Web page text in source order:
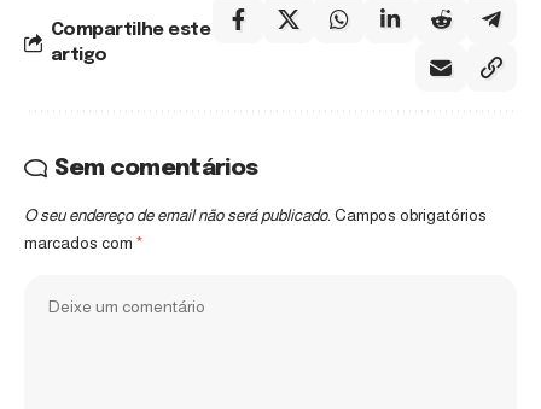
Compartilhe este
artigo
Sem comentários
O seu endereço de email não será publicado. Campos obrigatórios
marcados com *